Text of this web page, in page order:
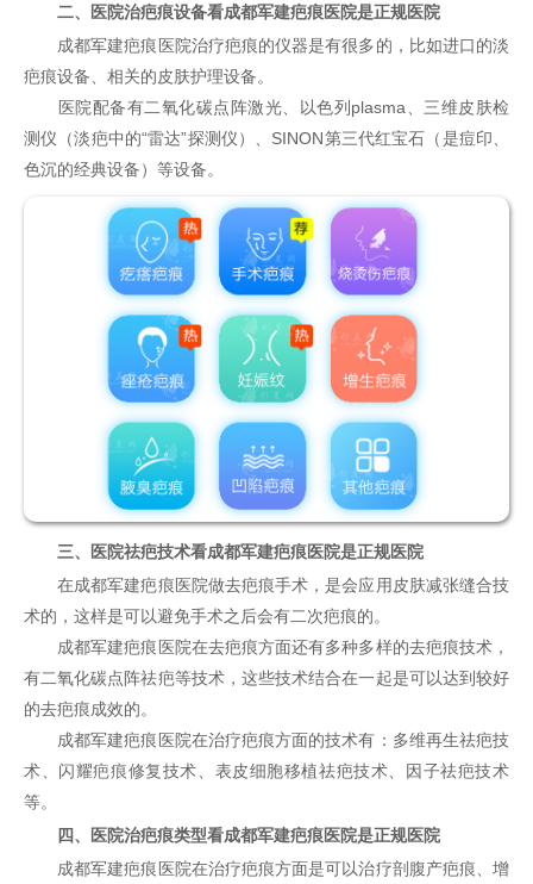
二、医院治疤痕设备看成都军建疤痕医院是正规医院
成都军建疤痕医院治疗疤痕的仪器是有很多的，比如进口的淡
疤痕设备、相关的皮肤护理设备。
医院配备有二氧化碳点阵激光、以色列plasma、三维皮肤检
测仪（淡疤中的“雷达”探测仪）、SINON第三代红宝石（是痘印、
色沉的经典设备）等设备。
三、医院祛疤技术看成都军建疤痕医院是正规医院
在成都军建疤痕医院做去疤痕手术，是会应用皮肤减张缝合技
术的，这样是可以避免手术之后会有二次疤痕的。
成都军建疤痕医院在去疤痕方面还有多种多样的去疤痕技术，
有二氧化碳点阵祛疤等技术，这些技术结合在一起是可以达到较好
的去疤痕成效的。
成都军建疤痕医院在治疗疤痕方面的技术有：多维再生祛疤技
术、闪耀疤痕修复技术、表皮细胞移植祛疤技术、因子祛疤技术
等。
四、医院治疤痕类型看成都军建疤痕医院是正规医院
成都军建疤痕医院在治疗疤痕方面是可以治疗剖腹产疤痕、增